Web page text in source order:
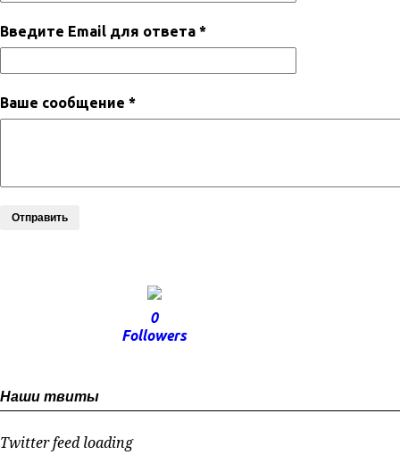
Введите Email для ответа *
Ваше сообщение *
Отправить
0
Followers
Наши твиты
Twitter feed loading